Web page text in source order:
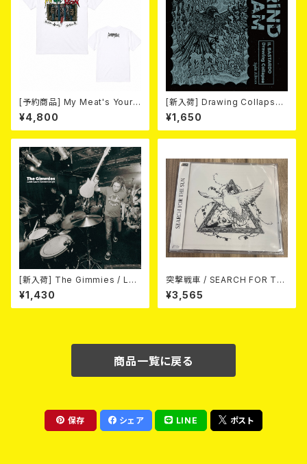
[予約商品] My Meat's Your
Poison -あんたにゃ毒でもオイ
ラにゃ薬- (WHITE) 熊本地震
復興支援T-shirt (XXL & XXX
予定！
¥4,800
[新入荷] Drawing Collaps
e//IL BASTARDO / GRIND S
LAM (CD)
¥1,650
[新入荷] The Gimmies / Los
t Last Recordings (7")
¥1,430
突撃戦車 / SEARCH FOR TH
E SUN（CD+Tシャツ）
¥3,565
商品一覧に戻る
保存 シェア LINE ポスト